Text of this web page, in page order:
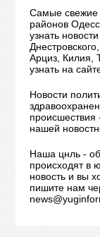
Самые свежие
районов
узнать
Арциз, Килия,
узнать на
Новости
происшествия
нашей
Наша цнль -
происходят в
новость и вы
пишите нам